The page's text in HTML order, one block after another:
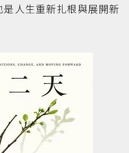
人生重新扎根與展開新